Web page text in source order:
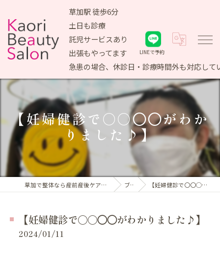
草加駅 徒歩6分
土日も診療
託児サービスあり
出張もやってます
急患の場合、休診日・診療時間外も対応して
LINEで予約
【妊婦健診で〇〇◯◯がわか
りました♪】
草加で整体なら産前産後ケア専門 かおりビューティサロン ブログ 【妊婦健診で〇〇◯◯がわかりました♪】
【妊婦健診で〇〇◯◯がわかりました♪】
2024/01/11